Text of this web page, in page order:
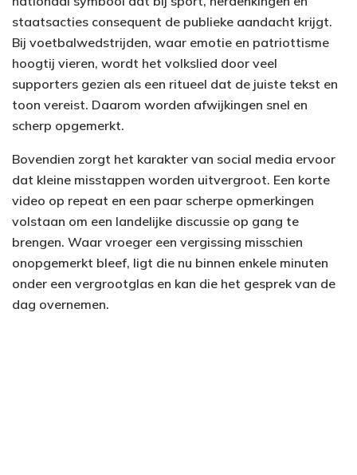
staatsacties consequent de publieke aandacht krijgt.
Bij voetbalwedstrijden, waar emotie en patriottisme
hoogtij vieren, wordt het volkslied door veel
supporters gezien als een ritueel dat de juiste tekst en
toon vereist. Daarom worden afwijkingen snel en
scherp opgemerkt.
Bovendien zorgt het karakter van social media ervoor
dat kleine misstappen worden uitvergroot. Een korte
video op repeat en een paar scherpe opmerkingen
volstaan om een landelijke discussie op gang te
brengen. Waar vroeger een vergissing misschien
onopgemerkt bleef, ligt die nu binnen enkele minuten
onder een vergrootglas en kan die het gesprek van de
dag overnemen.